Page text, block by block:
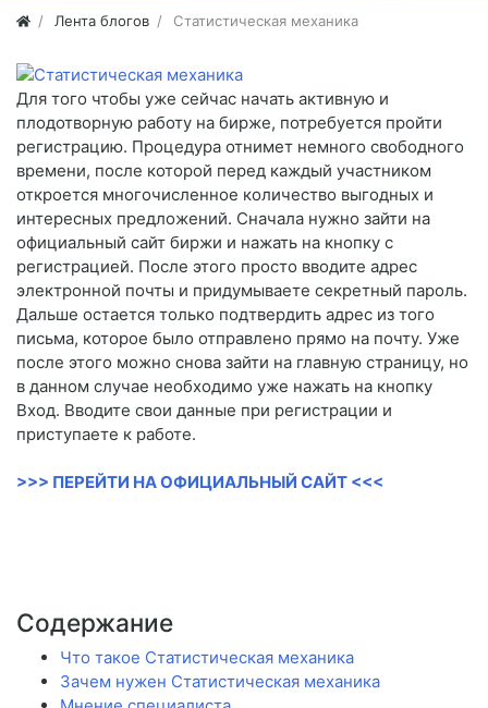
Лента блогов Статистическая механика
Для того чтобы уже сейчас начать активную и
плодотворную работу на бирже, потребуется пройти
регистрацию. Процедура отнимет немного свободного
времени, после которой перед каждый участником
откроется многочисленное количество выгодных и
интересных предложений. Сначала нужно зайти на
официальный сайт биржи и нажать на кнопку с
регистрацией. После этого просто вводите адрес
электронной почты и придумываете секретный пароль.
Дальше остается только подтвердить адрес из того
письма, которое было отправлено прямо на почту. Уже
после этого можно снова зайти на главную страницу, но
в данном случае необходимо уже нажать на кнопку
Вход. Вводите свои данные при регистрации и
приступаете к работе.
>>> ПЕРЕЙТИ НА ОФИЦИАЛЬНЫЙ САЙТ <<<
Содержание
Что такое Статистическая механика
Зачем нужен Статистическая механика